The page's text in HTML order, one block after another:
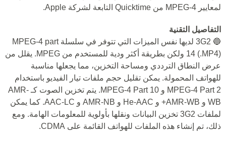
لمعايير MPEG-4 من Quicktime التابعة لشركة Apple.
التفاصيل التقنية
🔵 3G2 لديها نفس الميزات التي تتوفر في سلسلة MPEG-4 part
14 (.MP4) ولكن بطريقة أكثر ودية للمستخدم من MPEG. يقلل من
عرض النطاق الترددي ومساحة التخزين، مما يجعلها مناسبة
للهواتف المحمولة. يمكن تقليل حجم ملفات تيار الفيديو باستخدام
MPEG-4 Part 2 و MPEG-4 Part 10. يتم تخزين الصوت كـ AMR-
WB و AMR-WB+ و He-AAC و AMR-NB و AAC-LC. كما يمكن
لملفات 3G2 تخزين البيانات ونقلها بأولوية للمعلومات الهامة. ومع
ذلك، تم إنشاء هذه الملفات للهواتف القائمة على CDMA.